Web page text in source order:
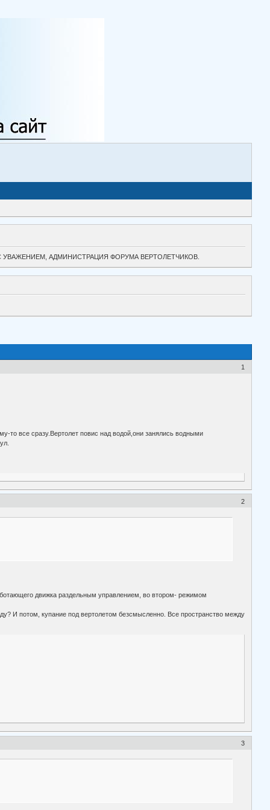
УВАЖЕНИЕМ, АДМИНИСТРАЦИЯ ФОРУМА ВЕРТОЛЕТЧИКОВ.
1
то все сразу.Вертолет повис над водой,они занялись водными
2
движка раздельным управлением, во втором- режимом
И потом, купание под вертолетом безсмысленно. Все пространство между
3